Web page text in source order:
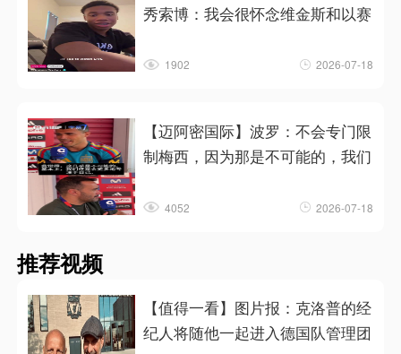
秀索博：我会很怀念维金斯和以赛
1902 2026-07-18
【迈阿密国际】波罗：不会专门限
制梅西，因为那是不可能的，我们
4052 2026-07-18
推荐视频
【值得一看】图片报：克洛普的经
纪人将随他一起进入德国队管理团